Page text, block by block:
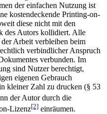
der einfachen Nutzung ist
kostendeckende Printing-on-
diese nicht mit den
des Autors kollidiert. Alle
Arbeit verbleiben beim
verbindlicher Anspruch
verbunden. Im
sind Nutzer berechtigt,
eigenen Gebrauch
kleiner Zahl zu drucken (§ 53
der Autor durch die
Lizenz[2] einräumen.